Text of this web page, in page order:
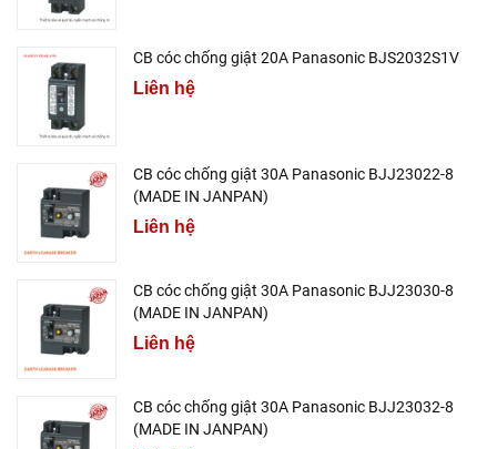
CB cóc chống giật 20A Panasonic BJS2032S1V
Liên hệ
CB cóc chống giật 30A Panasonic BJJ23022-8
(MADE IN JANPAN)
Liên hệ
CB cóc chống giật 30A Panasonic BJJ23030-8
(MADE IN JANPAN)
Liên hệ
CB cóc chống giật 30A Panasonic BJJ23032-8
(MADE IN JANPAN)